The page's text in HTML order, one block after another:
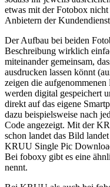
etwas mit der Fotobox
Anbietern der
Der Aufbau bei beiden
Beschreibung wirklich
miteinander gemeinsam,
ausdrucken lassen könnt
zeigen die
werden digital gespeichert
direkt auf das eigene
dazu beispielsweise nach
Code angezeigt. Mit der
schon landet das Bild
KRUU Single Pic
Bei foboxy gibt es eine
nennt.